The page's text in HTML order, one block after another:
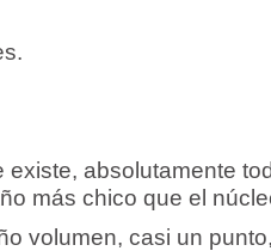
existe, absolutamente
más chico que el
volumen, casi un